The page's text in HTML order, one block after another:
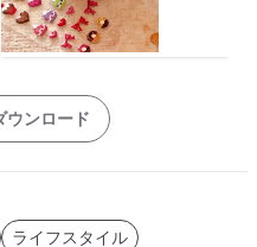
ウンロード
ライフスタイル